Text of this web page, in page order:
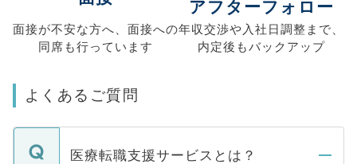
面接が不安な方へ、 面接への
同席も行っています
アフターフォロー
年収交渉や入社日調整まで、
内定後もバックアップ
よくあるご質問
医療転職支援サービスとは？